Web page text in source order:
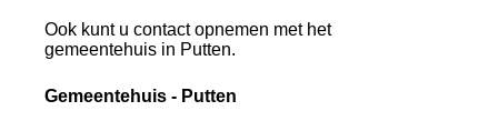
Ook kunt u contact opnemen met het
gemeentehuis in Putten.
Gemeentehuis - Putten